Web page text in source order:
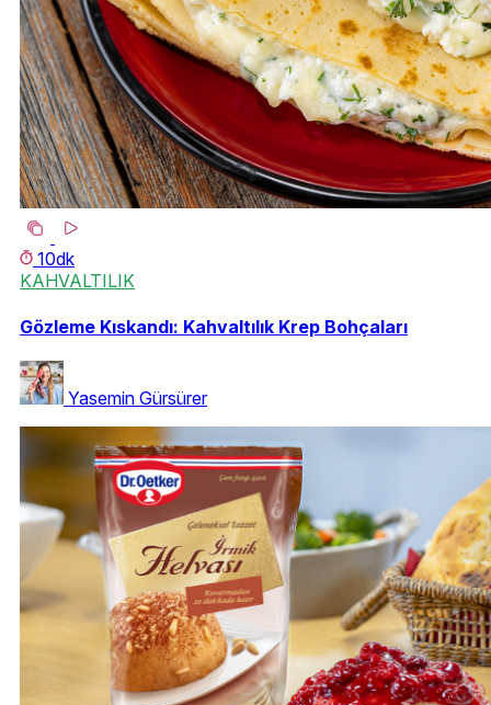
10dk
KAHVALTILIK
Gözleme Kıskandı: Kahvaltılık Krep Bohçaları
Yasemin Gürsürer